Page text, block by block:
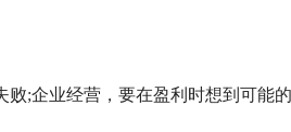
业经营，要在盈利时想到可能